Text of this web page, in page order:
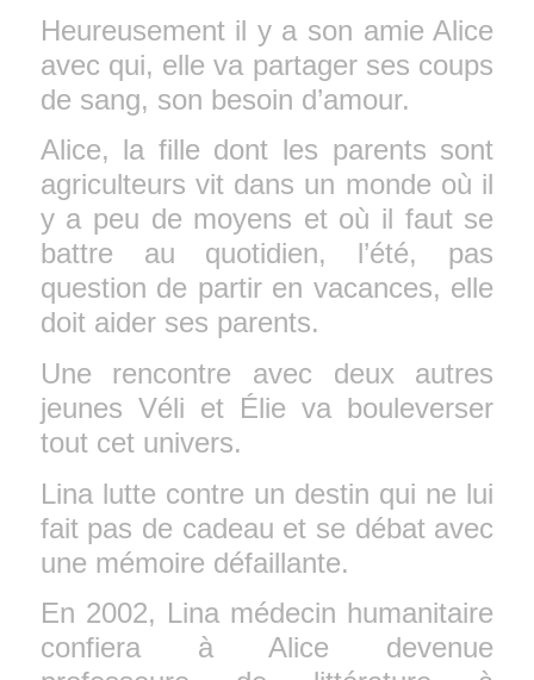
Heureusement il y a son amie Alice
avec qui, elle va partager ses coups
de sang, son besoin d’amour.
Alice, la fille dont les parents sont
agriculteurs vit dans un monde où il
y a peu de moyens et où il faut se
battre au quotidien, l’été, pas
question de partir en vacances, elle
doit aider ses parents.
Une rencontre avec deux autres
jeunes Véli et Élie va bouleverser
tout cet univers.
Lina lutte contre un destin qui ne lui
fait pas de cadeau et se débat avec
une mémoire défaillante.
En 2002, Lina médecin humanitaire
confiera à Alice devenue